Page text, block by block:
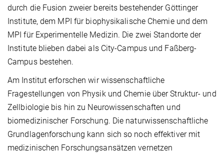
durch die Fusion zweier bereits bestehender Göttinger
Institute, dem MPI für biophysikalische Chemie und dem
MPI für Experimentelle Medizin. Die zwei Standorte der
Institute blieben dabei als City-Campus und Faßberg-
Campus bestehen.
Am Institut erforschen wir wissenschaftliche
Fragestellungen von Physik und Chemie über Struktur- und
Zellbiologie bis hin zu Neurowissenschaften und
biomedizinischer Forschung. Die naturwissenschaftliche
Grundlagenforschung kann sich so noch effektiver mit
medizinischen Forschungsansätzen vernetzen